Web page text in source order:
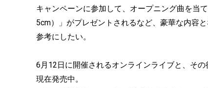
キャンペーンに参加して、オープニング曲を当
5cm）」がプレゼントされるなど、豪華な内容
参考にしたい。
6月12日に開催されるオンラインライブと、そ
現在発売中。